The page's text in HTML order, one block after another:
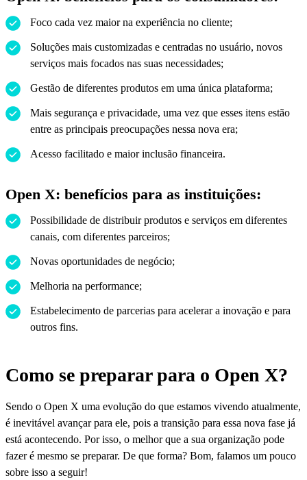
Foco cada vez maior na experiência no cliente;
Soluções mais customizadas e centradas no usuário, novos
serviços mais focados nas suas necessidades;
Gestão de diferentes produtos em uma única plataforma;
Mais segurança e privacidade, uma vez que esses itens estão
entre as principais preocupações nessa nova era;
Acesso facilitado e maior inclusão financeira.
Open X: benefícios para as instituições:
Possibilidade de distribuir produtos e serviços em diferentes
canais, com diferentes parceiros;
Novas oportunidades de negócio;
Melhoria na performance;
Estabelecimento de parcerias para acelerar a inovação e para
outros fins.
Como se preparar para o Open X?
Sendo o Open X uma evolução do que estamos vivendo atualmente,
é inevitável avançar para ele, pois a transição para essa nova fase já
está acontecendo. Por isso, o melhor que a sua organização pode
fazer é mesmo se preparar. De que forma? Bom, falamos um pouco
sobre isso a seguir!